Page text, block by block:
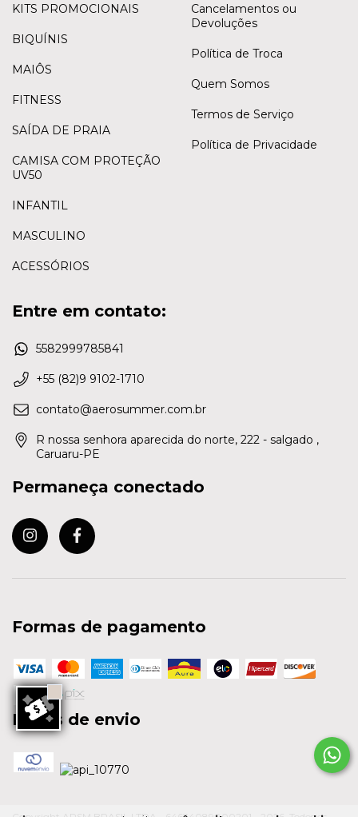
KITS PROMOCIONAIS
BIQUÍNIS
MAIÔS
FITNESS
SAÍDA DE PRAIA
CAMISA COM PROTEÇÃO
UV50
INFANTIL
MASCULINO
ACESSÓRIOS
Cancelamentos ou
Devoluções
Política de Troca
Quem Somos
Termos de Serviço
Política de Privacidade
Entre em contato:
5582999785841
+55 (82)9 9102-1710
contato@aerosummer.com.br
R nossa senhora aparecida do norte, 222 - salgado ,
Caruaru-PE
Permaneça conectado
Formas de pagamento
Meios de envio